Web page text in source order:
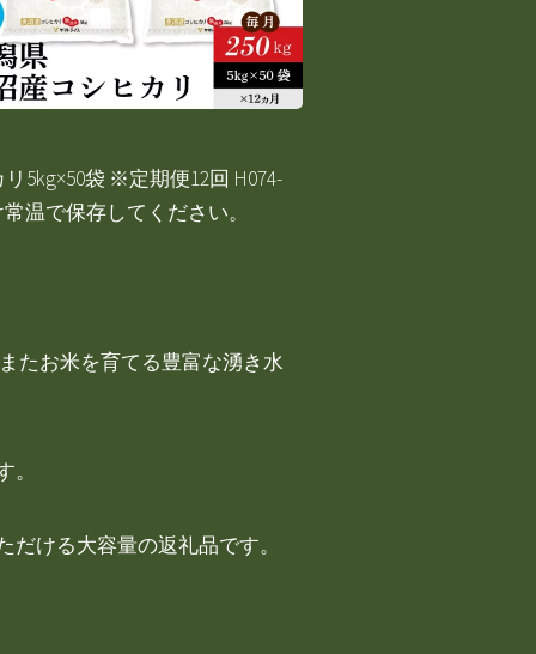
5kg×50袋 ※定期便12回 H074-
温で保存してください。
たお米を育てる豊富な湧き水
ける大容量の返礼品です。